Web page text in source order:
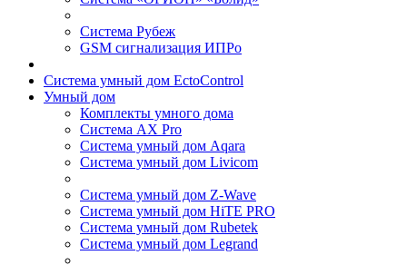
Система Рубеж
GSM сигнализация ИПРо
Система умный дом EctoControl
Умный дом
Комплекты умного дома
Система AX Pro
Система умный дом Aqara
Система умный дом Livicom
Система умный дом Z-Wave
Система умный дом HiTE PRO
Система умный дом Rubetek
Система умный дом Legrand